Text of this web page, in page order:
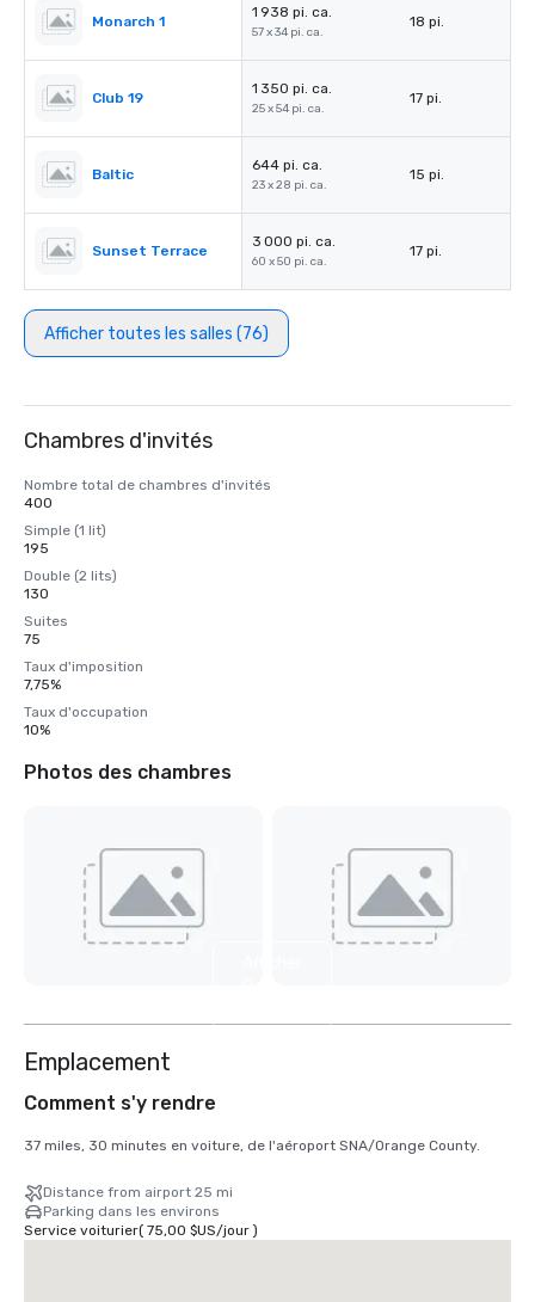
Monarch 1
1 938 pi. ca.
57 x 34 pi. ca.
18 pi.
Club 19
1 350 pi. ca.
25 x 54 pi. ca.
17 pi.
Baltic
644 pi. ca.
23 x 28 pi. ca.
15 pi.
Sunset Terrace
3 000 pi. ca.
60 x 50 pi. ca.
17 pi.
Afficher toutes les salles (76)
Chambres d'invités
Nombre total de chambres d'invités
400
Simple (1 lit)
195
Double (2 lits)
130
Suites
75
Taux d'imposition
7,75%
Taux d'occupation
10%
Photos des chambres
Emplacement
Comment s'y rendre
37 miles, 30 minutes en voiture, de l'aéroport SNA/Orange County.
Distance from airport 25 mi
Parking dans les environs
Service voiturier( 75,00 $US/jour)